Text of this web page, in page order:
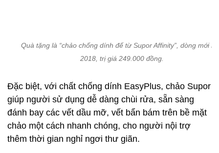
Quà tặng là “chảo chống dính đế từ Supor Affinity”, dòng mới
2018, trị giá 249.000 đồng.
Đặc biệt, với chất chống dính EasyPlus, chảo Supor
giúp người sử dụng dễ dàng chùi rửa, sẵn sàng
đánh bay các vết dầu mỡ, vết bẩn bám trên bề mặt
chảo một cách nhanh chóng, cho người nội trợ
thêm thời gian nghỉ ngơi thư giãn.